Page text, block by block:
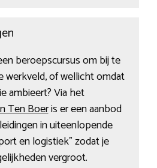
beroepscursus om bij te
werkveld, of wellicht omdat
ambieert? Via het
Ten Boeris er een aanbod
in uiteenlopende
en logistiek” zodat je
vergroot.